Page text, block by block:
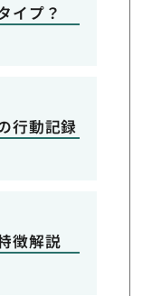
イプ？
行動記録
徴解説